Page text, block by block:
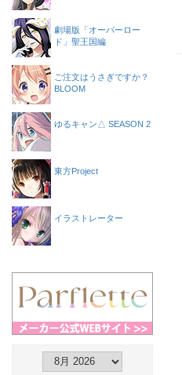
劇場版「オーバーロー
ド」聖王国編
ご注文はうさぎですか？
BLOOM
ゆるキャン△ SEASON 2
東方Project
イラストレーター